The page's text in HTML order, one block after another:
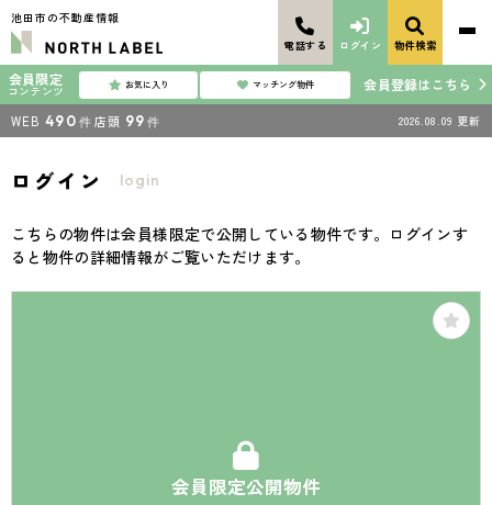
池田市の不動産情報
電話する ログイン 物件検索
会員限定
コンテンツ お気に入り マッチング物件 会員登録はこちら
WEB 490 件 店頭 99 件 2026.08.09 更新
ログイン login
こちらの物件は会員様限定で公開している物件です。ログインす
ると物件の詳細情報がご覧いただけます。
会員限定公開物件